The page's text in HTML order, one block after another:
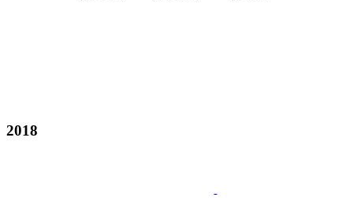
2018